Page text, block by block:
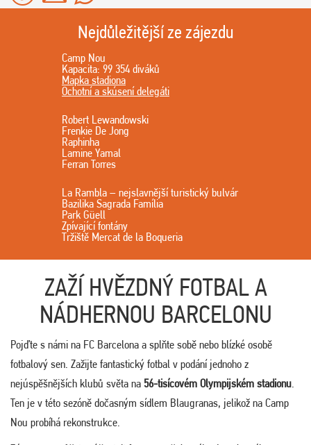
Nejdůležitější ze zájezdu
Camp Nou
Kapacita: 99 354 diváků
Mapka stadiona
Ochotní a skúsení delegáti
Robert Lewandowski
Frenkie De Jong
Raphinha
Lamine Yamal
Ferran Torres
La Rambla – nejslavnější turistický bulvár
Bazilika Sagrada Família
Park Güell
Zpívající fontány
Tržiště Mercat de la Boqueria
ZAŽÍ HVĚZDNÝ FOTBAL A
NÁDHERNOU BARCELONU
Pojďte s námi na FC Barcelona a splňte sobě nebo blízké osobě
fotbalový sen. Zažijte fantastický fotbal v podání jednoho z
nejúspěšnějších klubů světa na 56-tisícovém Olympijském stadionu.
Ten je v této sezóně dočasným sídlem Blaugranas, jelikož na Camp
Nou probíhá rekonstrukce.